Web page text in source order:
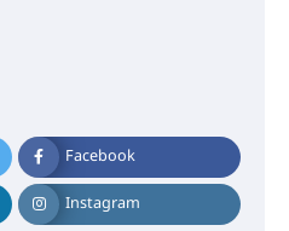
Facebook
Instagram
ഷെയർ ട്രേഡിംഗിന്റെ
കോടി രൂപ തട്ടിയ
പ്രതിയെ
കോഴിക്കോട് എയർ
കടക്കാൻ ശ്രമിക്കവെ